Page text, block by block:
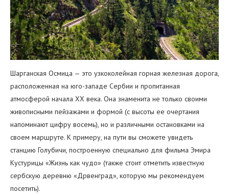
Шарганская Осмица — это узкоколейная горная железная дорога,
расположенная на юго-западе Сербии и пропитанная
атмосферой начала XX века. Она знаменита не только своими
живописными пейзажами и формой (с высоты ее очертания
напоминают цифру восемь), но и различными остановками на
своем маршруте. К примеру, на пути вы сможете увидеть
станцию Голубичи, построенную специально для фильма Эмира
Кустурицы «Жизнь как чудо» (также стоит отметить известную
сербскую деревню «Дрвенград», которую мы рекомендуем
посетить).